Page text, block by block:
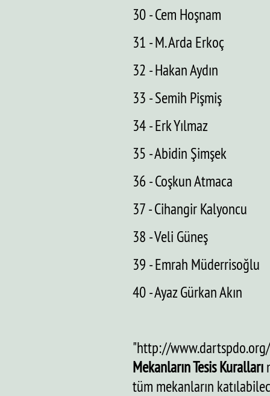
30 - Cem Hoşnam
31 - M. Arda Erkoç
32 - Hakan Aydın
33 - Semih Pişmiş
34 - Erk Yılmaz
35 - Abidin Şimşek
36 - Coşkun Atmaca
37 - Cihangir Kalyoncu
38 - Veli Güneş
39 - Emrah Müderrisoğlu
40 - Ayaz Gürkan Akın
"http://
Mekanların Tesis Kuralları
tüm mekanların